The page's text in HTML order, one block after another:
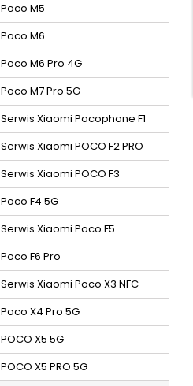
Poco M5
Poco M6
Poco M6 Pro 4G
Poco M7 Pro 5G
Serwis Xiaomi Pocophone F1
Serwis Xiaomi POCO F2 PRO
Serwis Xiaomi POCO F3
Poco F4 5G
Serwis Xiaomi Poco F5
Poco F6 Pro
Serwis Xiaomi Poco X3 NFC
Poco X4 Pro 5G
POCO X5 5G
POCO X5 PRO 5G